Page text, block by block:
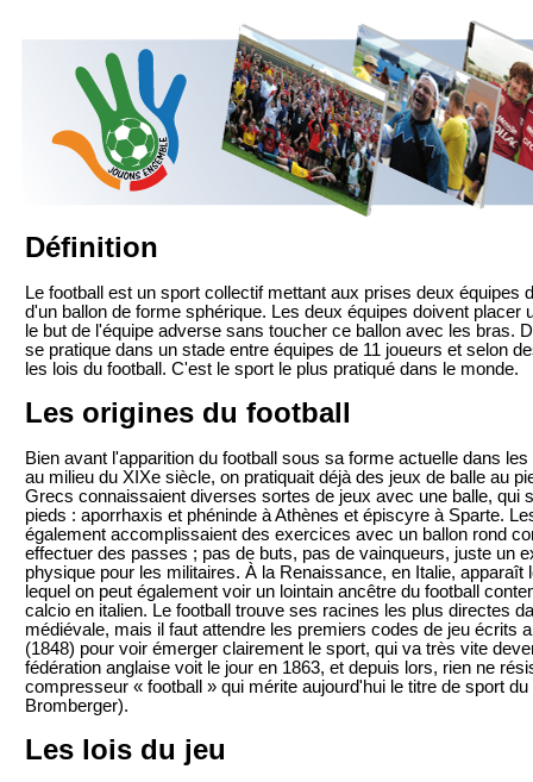
Définition
Le football est un sport collectif mettant aux prises deux équipes
d'un ballon de forme sphérique. Les deux équipes doivent placer
le but de l'équipe adverse sans toucher ce ballon avec les bras.
se pratique dans un stade entre équipes de 11 joueurs et selon
les lois du football. C'est le sport le plus pratiqué dans le monde.
Les origines du football
Bien avant l'apparition du football sous sa forme actuelle dans
au milieu du XIXe siècle, on pratiquait déjà des jeux de balle au
Grecs connaissaient diverses sortes de jeux avec une balle, qui
pieds : aporrhaxis et phéninde à Athènes et épiscyre à Sparte.
également accomplissaient des exercices avec un ballon rond
effectuer des passes ; pas de buts, pas de vainqueurs, juste un
physique pour les militaires. À la Renaissance, en Italie, apparaît
lequel on peut également voir un lointain ancêtre du football
calcio en italien. Le football trouve ses racines les plus directes
médiévale, mais il faut attendre les premiers codes de jeu écrits
(1848) pour voir émerger clairement le sport, qui va très vite
fédération anglaise voit le jour en 1863, et depuis lors, rien ne
compresseur « football » qui mérite aujourd'hui le titre de sport
Bromberger).
Les lois du jeu